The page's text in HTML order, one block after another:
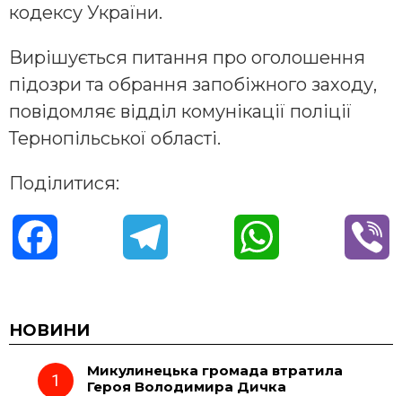
кодексу України.
Вирішується питання про оголошення
підозри та обрання запобіжного заходу,
повідомляє відділ комунікації поліції
Тернопільської області.
Поділитися:
c
e e t
НОВИНИ
Микулинецька громада втратила
Героя Володимира Дичка